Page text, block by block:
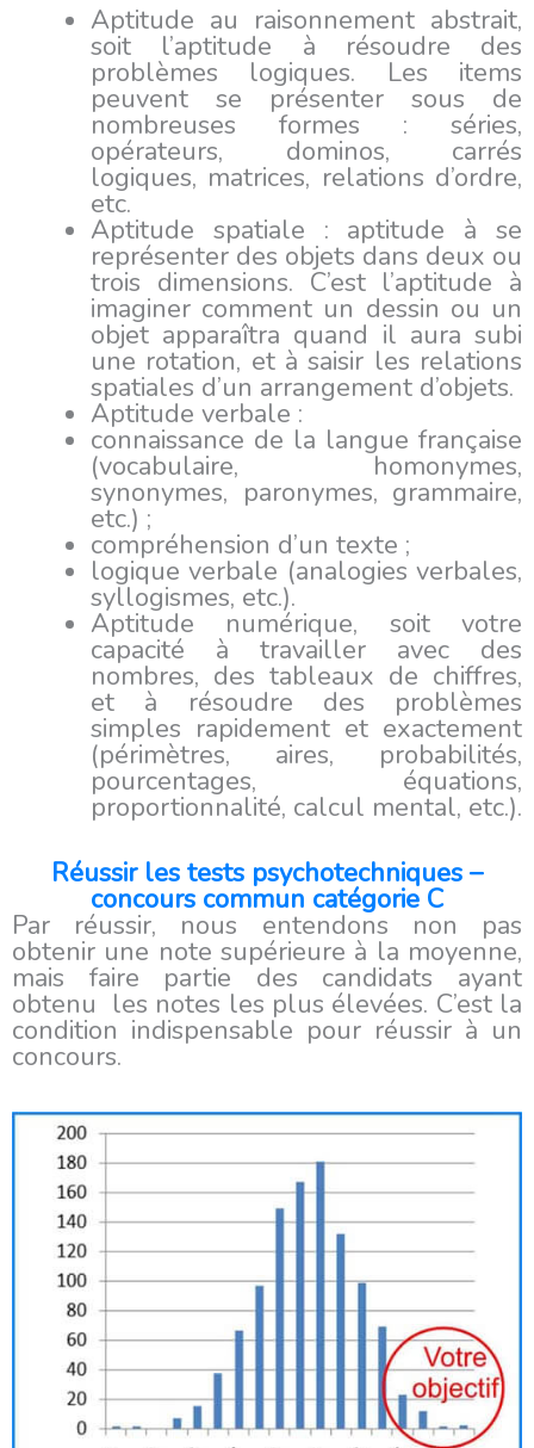
Aptitude au raisonnement abstrait,
soit l’aptitude à résoudre des
problèmes logiques. Les items
peuvent se présenter sous de
nombreuses formes : séries,
opérateurs, dominos, carrés
logiques, matrices, relations d’ordre,
etc.
Aptitude spatiale : aptitude à se
représenter des objets dans deux ou
trois dimensions. C’est l’aptitude à
imaginer comment un dessin ou un
objet apparaîtra quand il aura subi
une rotation, et à saisir les relations
spatiales d’un arrangement d’objets.
Aptitude verbale :
connaissance de la langue française
(vocabulaire, homonymes,
synonymes, paronymes, grammaire,
etc.) ;
compréhension d’un texte ;
logique verbale (analogies verbales,
syllogismes, etc.).
Aptitude numérique, soit votre
capacité à travailler avec des
nombres, des tableaux de chiffres,
et à résoudre des problèmes
simples rapidement et exactement
(périmètres, aires, probabilités,
pourcentages, équations,
proportionnalité, calcul mental, etc.).
Réussir les tests psychotechniques –
concours commun catégorie C
Par réussir, nous entendons non pas
obtenir une note supérieure à la moyenne,
mais faire partie des candidats ayant
obtenu les notes les plus élevées. C’est la
condition indispensable pour réussir à un
concours.